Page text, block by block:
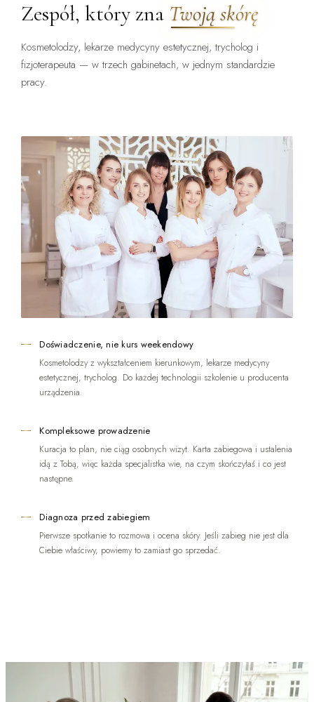
Zespół, który zna Twoją skórę
Kosmetolodzy, lekarze medycyny estetycznej, trycholog i
fizjoterapeuta — w trzech gabinetach, w jednym standardzie
pracy.
Doświadczenie, nie kurs weekendowy
Kosmetolodzy z wykształceniem kierunkowym, lekarze medycyny
estetycznej, trycholog. Do każdej technologii szkolenie u producenta
urządzenia.
Kompleksowe prowadzenie
Kuracja to plan, nie ciąg osobnych wizyt. Karta zabiegowa i ustalenia
idą z Tobą, więc każda specjalistka wie, na czym skończyłaś i co jest
następne.
Diagnoza przed zabiegiem
Pierwsze spotkanie to rozmowa i ocena skóry. Jeśli zabieg nie jest dla
Ciebie właściwy, powiemy to zamiast go sprzedać.